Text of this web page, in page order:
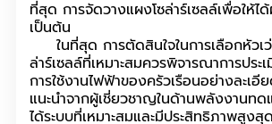
ที่สุด การจัดวางแผงโซล่าร์เซลล์เพื่อให้
เป็นต้น
ในที่สุด การตัดสินใจในการเลือกหัวเว่
ล่าร์เซลล์ที่เหมาะสมควรพิจารณาการประ
การใช้งานไฟฟ้าของครัวเรือนอย่างละเอี
แนะนำจากผู้เชี่ยวชาญในด้านพลังงานท
ได้ระบบที่เหมาะสมและมีประสิทธิภาพสูง